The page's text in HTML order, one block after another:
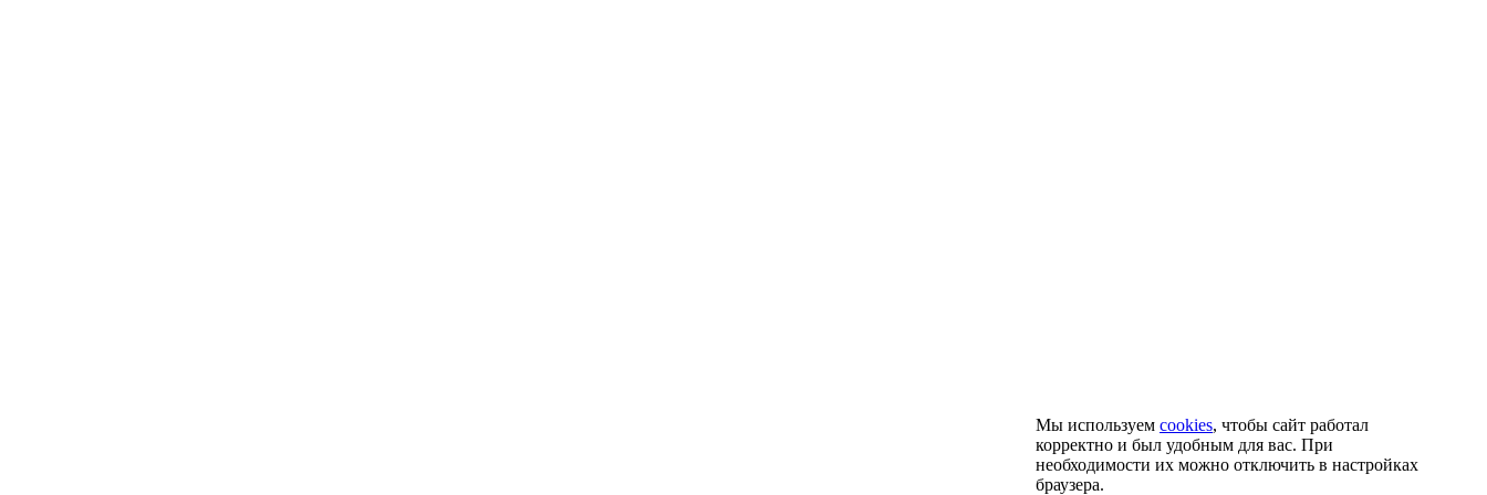
Мы используем cookies, чтобы сайт работал
корректно и был удобным для вас. При
необходимости их можно отключить в настройках
браузера.